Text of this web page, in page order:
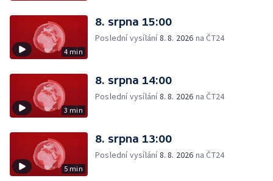
4 min
8. srpna 15:00
Poslední vysílání8. 8. 2026 na ČT24
3 min
8. srpna 14:00
Poslední vysílání8. 8. 2026 na ČT24
5 min
8. srpna 13:00
Poslední vysílání8. 8. 2026 na ČT24